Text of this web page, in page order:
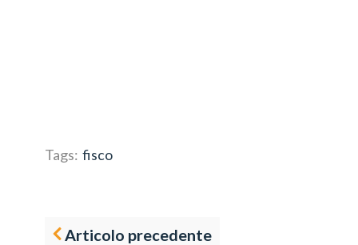
Tags: fisco
Articolo precedente